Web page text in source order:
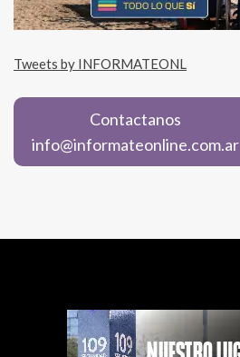
Tweets by INFORMATEONL
Contactanos
info@informateonline.com.ar